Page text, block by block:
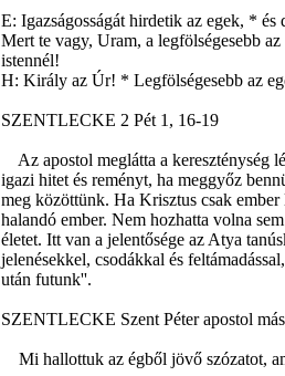
E: Igazságosságát hirdetik az egek, * és
Mert te vagy, Uram, a legfölségesebb
istennél!
H: Király az Úr! * Legfölségesebb az
SZENTLECKE 2 Pét 1, 16-19
Az apostol meglátta a kereszténység
igazi hitet és reményt, ha meggyőz
meg közöttünk. Ha Krisztus csak
halandó ember. Nem hozhatta volna
életet. Itt van a jelentősége az Atya
jelenésekkel, csodákkal és
után futunk''.
SZENTLECKE Szent Péter apostol
Mi hallottuk az égből jövő szózatot,